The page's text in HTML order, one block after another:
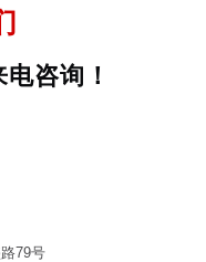
咨询！
79号